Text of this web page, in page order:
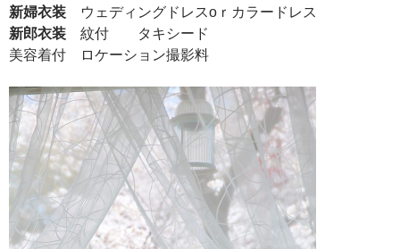
新婦衣装
ウェディングドレスоｒカラードレス
新郎衣装 紋付 タキシード
美容着付 ロケーション撮影料